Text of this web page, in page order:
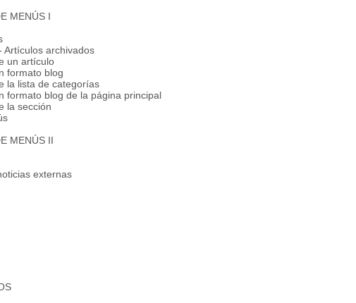
MENÚS I
archivados
un artículo
formato blog
la lista de categorías
formato blog de la página principal
la sección
MENÚS II
externas